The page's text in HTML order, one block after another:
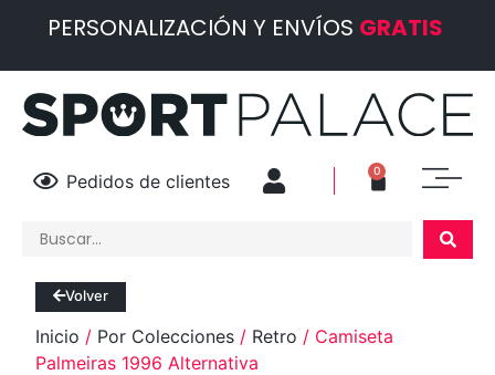
PERSONALIZACIÓN Y ENVÍOS GRATIS
Pedidos de clientes 0
Volver
Inicio / Por Colecciones / Retro / Camiseta
Palmeiras 1996 Alternativa